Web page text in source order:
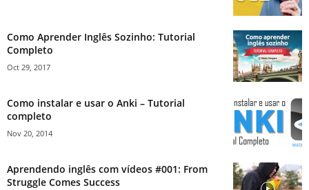
Como Aprender Inglês Sozinho: Tutorial
Completo
Oct 29, 2017
Como instalar e usar o Anki – Tutorial
completo
Nov 20, 2014
Aprendendo inglês com vídeos #001: From
Struggle Comes Success